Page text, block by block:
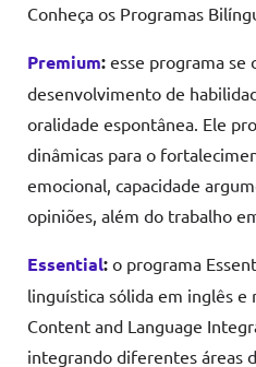
Conheça os Programas
Premium: esse programa se
desenvolvimento de
oralidade espontânea. Ele
dinâmicas para o
emocional, capacidade
opiniões, além do trabalho
Essential: o programa
linguística sólida em inglês
Content and Language
integrando diferentes áreas